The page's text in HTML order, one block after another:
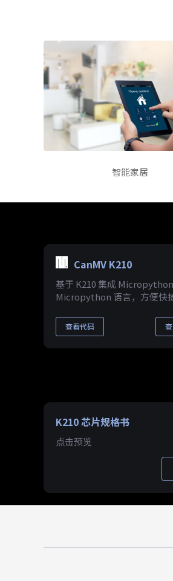
智能家居
CanMV K210
基于 K210 集成
Micropython 语言，方便快
查看代码
K210 芯片规格书
点击预览